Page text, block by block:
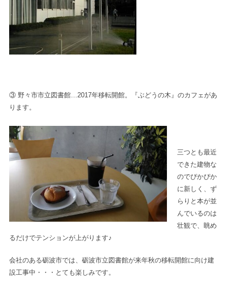
③ 野々市市立図書館…2017年移転開館。『ぶどうの木』のカフェがあ
ります。
三つとも最近
できた建物な
のでぴかぴか
に新しく、ず
らりと本が並
んでいるのは
壮観で、眺め
るだけでテンションが上がります♪
会社のある砺波市では、砺波市立図書館が来年秋の移転開館に向け建
設工事中・・・とても楽しみです。